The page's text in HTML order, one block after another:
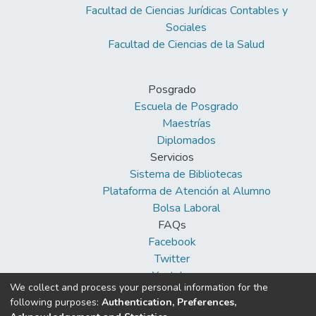
Facultad de Ciencias Jurídicas Contables y
Sociales
Facultad de Ciencias de la Salud
Posgrado
Escuela de Posgrado
Maestrías
Diplomados
Servicios
Sistema de Bibliotecas
Plataforma de Atención al Alumno
Bolsa Laboral
FAQs
Facebook
Twitter
Youtube
We collect and process your personal information for the
following purposes: Authentication, Preferences,